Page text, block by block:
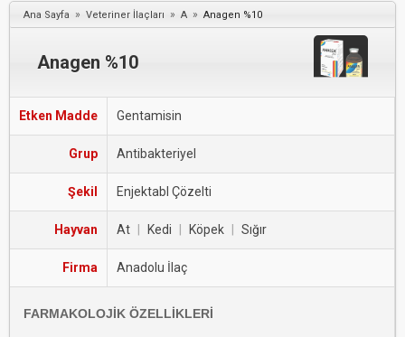
Ana Sayfa » Veteriner İlaçları » A » Anagen %10
Anagen %10
Etken Madde Gentamisin
Grup Antibakteriyel
Şekil Enjektabl Çözelti
Hayvan At Kedi Köpek Sığır
Firma Anadolu İlaç
FARMAKOLOJİK ÖZELLİKLERİ